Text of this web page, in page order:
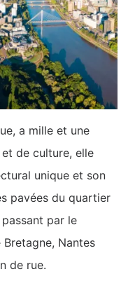
a mille et une
de culture, elle
unique et son
pavées du quartier
par le
Nantes
de rue.